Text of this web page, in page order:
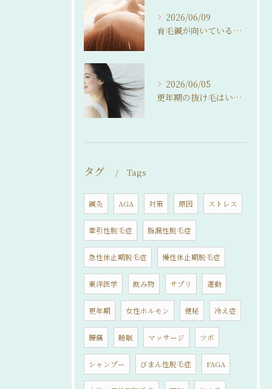
2026/06/09
育毛鍼が向いている人・向いていない人。 来院前に知っておいてほしいこと
2026/06/05
更年期の抜け毛はいつまで続く？ 自然に整えるという選択
タグ Tags
鍼灸 AGA 対策 原因 ストレス
牽引性脱毛症 脂漏性脱毛症
急性休止期脱毛症 慢性休止期脱毛症
東洋医学 飲み物 サプリ 運動
更年期 女性ホルモン 便秘 冷え症
腰痛 睡眠 マッサージ ツボ
シャンプー びまん性脱毛症 FAGA